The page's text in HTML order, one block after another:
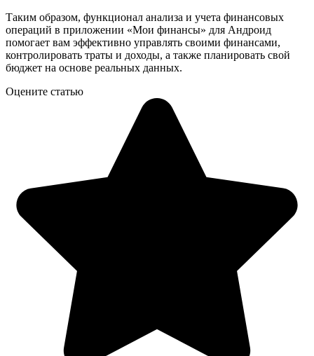
Таким образом, функционал анализа и учета финансовых
операций в приложении «Мои финансы» для Андроид
помогает вам эффективно управлять своими финансами,
контролировать траты и доходы, а также планировать свой
бюджет на основе реальных данных.
Оцените статью